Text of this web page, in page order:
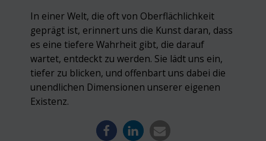
In einer Welt, die oft von Oberflächlichkeit
geprägt ist, erinnert uns die Kunst daran, dass
es eine tiefere Wahrheit gibt, die darauf
wartet, entdeckt zu werden. Sie lädt uns ein,
tiefer zu blicken, und offenbart uns dabei die
unendlichen Dimensionen unserer eigenen
Existenz.